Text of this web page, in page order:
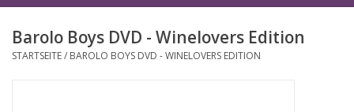
Süßwein & Sekt
Barolo Boys DVD - Winelovers Edition
STARTSEITE/ BAROLO BOYS DVD - WINELOVERS EDITION